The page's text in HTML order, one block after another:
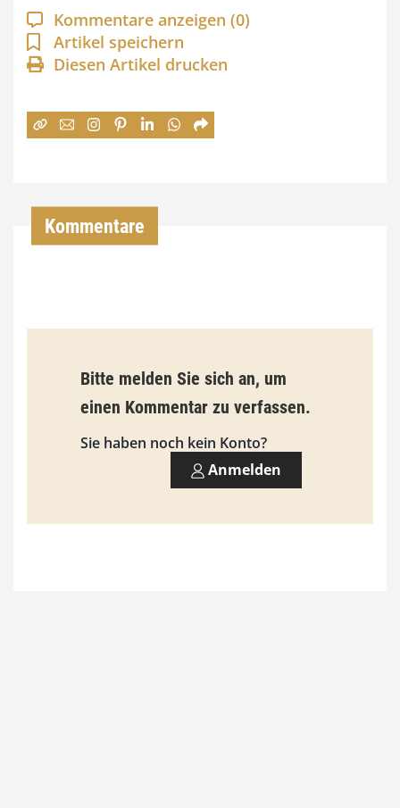
a
n
n
:
€
i
s
9
0
Kommentare anzeigen (0)
Artikel speichern
Diesen Artikel drucken
Kommentare
Bitte melden Sie sich an, um
einen Kommentar zu verfassen.
Sie haben noch kein Konto?
Anmelden